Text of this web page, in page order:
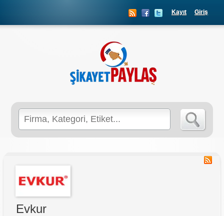
Kayıt Giriş
for:
Evkur